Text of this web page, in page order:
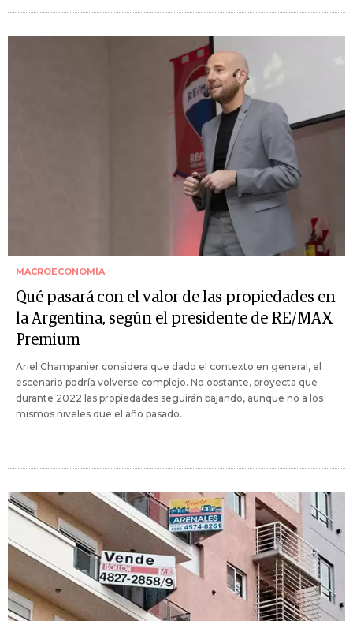
MACROECONOMÍA
Qué pasará con el valor de las propiedades en
la Argentina, según el presidente de RE/MAX
Premium
Ariel Champanier considera que dado el contexto en general, el
escenario podría volverse complejo. No obstante, proyecta que
durante 2022 las propiedades seguirán bajando, aunque no a los
mismos niveles que el año pasado.